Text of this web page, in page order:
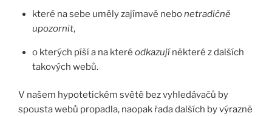
které na sebe uměly zajímavě nebonetradičně
upozornit,
o kterých píší a na které odkazujíněkteré z dalších
takových webů.
V našem hypotetickém světě bez vyhledávačů by
spousta webů propadla, naopak řada dalších by výrazně